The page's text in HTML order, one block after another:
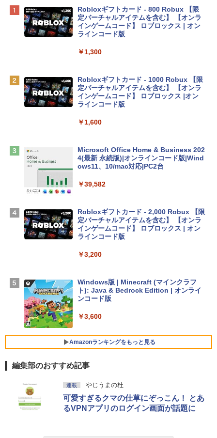
Apple 2026 MacBook Neo A18 Proチッ
プ搭載13インチノートブック：AIとAppl
e Intelligenceのために設計、Liquid Ret
inaディスプレイ、8GBユニファイドメモ
eTime HDカメラ、Touch ID - シルバー
tomtoc 360°保護 15.6 16インチ パソコ
ンケース Dell NEC Lavie ASUS HP dyna
Apple 2026 MacBook Air M5チップ搭載
13インチノートブック：AIとApple Intell
スプレイ、16GBユニファイドメモリ、1
D - ミッドナイト
￥278,800
【Amazon.co.jp限定】 HP ノートパソコ
￥129,800
FMV ノートパソコン WE1-K3 (MS 365 P
VWK3E15W_AZ
Robloxギフトカード - 800 Robux 【限
定バーチャルアイテムを含む】 【オンラ
インゲームコード】 ロブロックス | オン
ラインコード版
￥1,300
Robloxギフトカード - 1000 Robux 【限
定バーチャルアイテムを含む】 【オンラ
インゲームコード】 ロブロックス |オン
ラインコード版
￥1,600
Microsoft Office Home & Business 202
4(最新 永続版)|オンラインコード版|Wind
ows11、10/mac対応|PC2台
￥39,582
Robloxギフトカード - 2,000 Robux 【限
定バーチャルアイテムを含む】 【オンラ
インゲームコード】 ロブロックス | オン
ラインコード版
￥3,200
Windows版 | Minecraft (マインクラフ
ト): Java & Bedrock Edition | オンライ
ンコード版
￥3,600
Amazonランキングをもっと見る
生成AIパスポート公式テキスト 第４版
￥1,766
Amazon Kindle Paperwhite (16GB) 7イ
ンチディスプレイ、色調調節ライト、12
週間持続バッテリー、広告なし、ブラッ
ク
編集部のおすすめ記事
連載 やじうまの杜
可愛すぎるクマの仕草にぞっこん！ とあ
るVPNアプリのログイン画面が話題に